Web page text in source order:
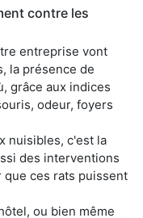
contre les
entreprise vont
la présence de
grâce aux indices
odeur, foyers
nuisibles, c'est la
des interventions
ces rats puissent
ou bien même